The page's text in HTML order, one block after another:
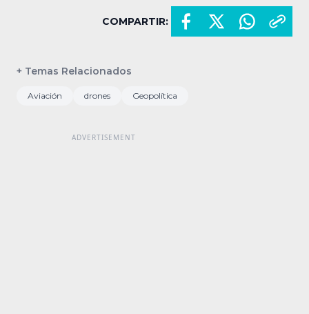
COMPARTIR:
+ Temas Relacionados
Aviación drones Geopolítica